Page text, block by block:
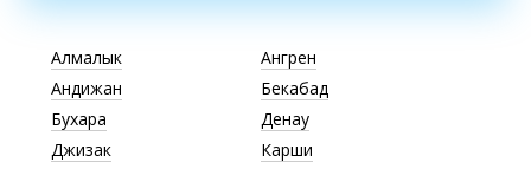
Алмалык
Ангрен
Андижан
Бекабад
Бухара
Денау
Джизак
Карши